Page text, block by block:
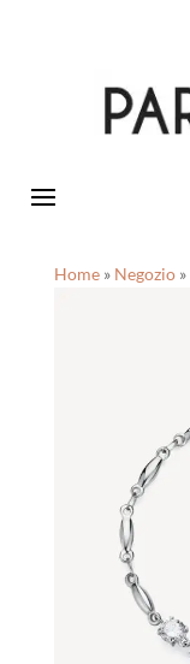
Home» Negozio»